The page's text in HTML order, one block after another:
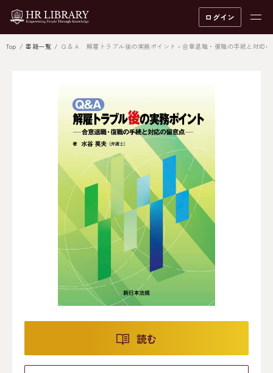
ログイン
Top 書籍一覧 Ｑ＆Ａ 解雇トラブル後の実務ポイント－合意退職・復職の手続と対応
読む